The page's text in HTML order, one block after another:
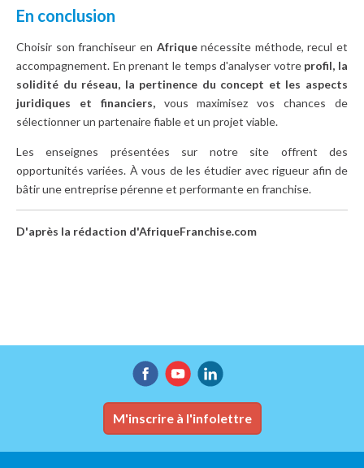
En conclusion
Choisir son franchiseur en Afriquenécessite méthode, recul et
accompagnement. En prenant le temps d'analyser votre profil, la
solidité du réseau, la pertinence du concept et les aspects
juridiques et financiers,vous maximisez vos chances de
sélectionner un partenaire fiable et un projet viable.
Les enseignes présentées sur notre site offrent des
opportunités variées. À vous de les étudier avec rigueur afin de
bâtir une entreprise pérenne et performante en franchise.
D'après la rédaction d'AfriqueFranchise.com
M'inscrire à l'infolettre